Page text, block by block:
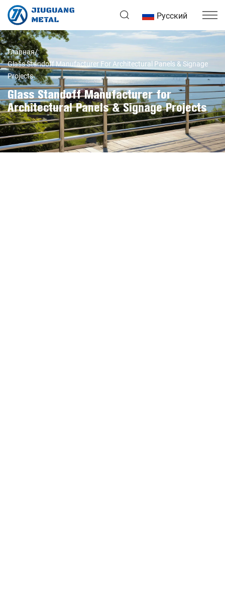
Русский
Главная
Glass Standoff Manufacturer For Architectural Panels & Signage
Projects
Glass Standoff Manufacturer for
Architectural Panels & Signage Projects